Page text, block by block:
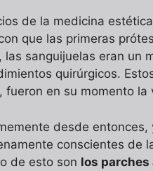
de la medicina
que las primeras
las sanguijuelas eran un
quirúrgicos.
fueron en su momento
desde
conscientes de
de esto son los parches